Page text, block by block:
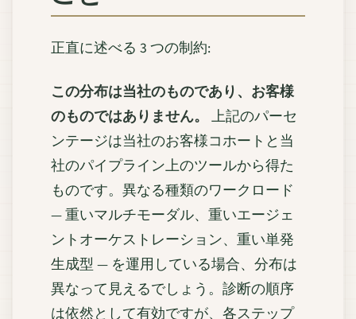
正直に述べる 3 つの制約:
この分布は当社のものであり、お客様
のものではありません。 上記のパーセ
ンテージは当社のお客様コホートと当
社のパイプライン上のツールから得た
ものです。異なる種類のワークロード
— 重いマルチモーダル、重いエージェ
ントオーケストレーション、重い単発
生成型 — を運用している場合、分布は
異なって見えるでしょう。診断の順序
は依然として有効ですが、各ステップ